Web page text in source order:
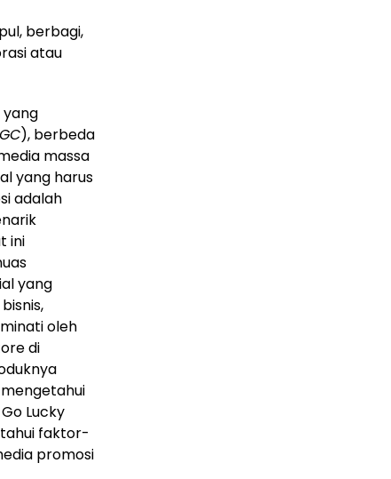
berbagi,
atau
yang
), berbeda
massa
yang harus
adalah
ini
yang
oleh
di
Lucky
faktor-
promosi